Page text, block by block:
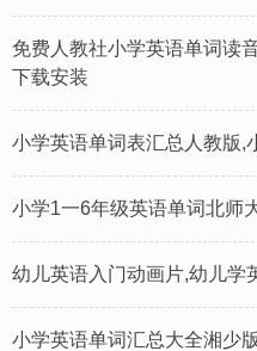
免费人教社小学英语单词读
下载安装
小学英语单词表汇总人教版,
小学1一6年级英语单词北师
幼儿英语入门动画片,幼儿学
小学英语单词汇总大全湘少